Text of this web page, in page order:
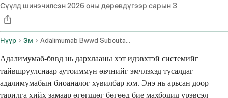
Сүүлд шинэчилсэн2026 оны дөрөвдүгээр сарын 3
Нүүр Эм Adalimumab Bwwd Subcutaneous Route
Адалимумаб-бввд нь дархлааны хэт идэвхтэй системийг
тайвшруулснаар аутоиммун өвчнийг эмчлэхэд тусалдаг
адалимумабын биоаналог хувилбар юм. Энэ нь арьсан доор
тарилга хийх замаар өгөгддөг бөгөөд бие махбодид үрэвсэл